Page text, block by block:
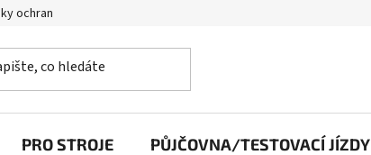
ochrany osobních údajů
PRO STROJE PŮJČOVNA/TESTOVACÍ JÍZDY